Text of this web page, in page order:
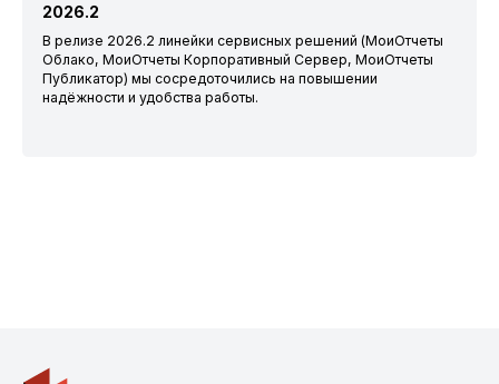
2026.2
В релизе 2026.2 линейки сервисных решений (МоиОтчеты
Облако, МоиОтчеты Корпоративный Сервер, МоиОтчеты
Публикатор) мы сосредоточились на повышении
надёжности и удобства работы.